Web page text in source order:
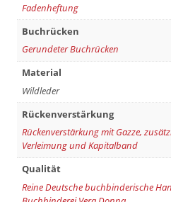
Fadenheftung
Buchrücken
Gerundeter Buchrücken
Material
Wildleder
Rückenverstärkung
Rückenverstärkung mit Gazze,
Verleimung und Kapitalband
Qualität
Reine Deutsche buchbinderische